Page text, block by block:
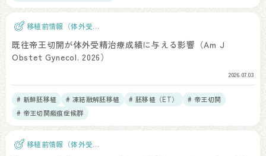
移植前情報（体外受
既往帝王切開が体外受精治療成績に与える影響（Am J
Obstet Gynecol. 2026）
2026.07.03
# 新鮮胚移植 # 凍結融解胚移植 # 胚移植（ET）
# 帝王切開
# 帝王切開瘢痕症候群
移植前情報（体外受